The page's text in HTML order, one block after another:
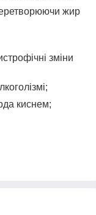
жир
зміни
киснем;